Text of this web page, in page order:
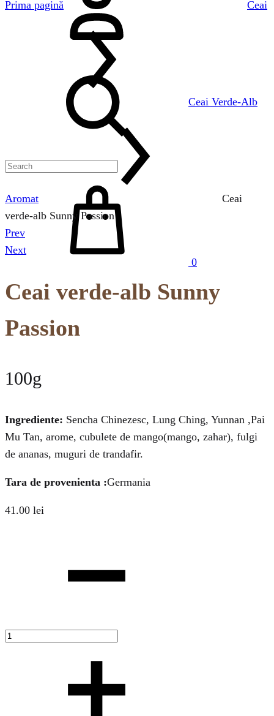
0
Prima pagină Ceai
Ceai Verde-Alb
Aromat
Ceai
verde-alb Sunny Passion
Product
navigation
Prev
Next
Ceai verde-alb Sunny
Passion
100g
Ingrediente: Sencha Chinezesc, Lung Ching, Yunnan ,Pai
Mu Tan, arome, cubulete de mango(mango, zahar), fulgi
de ananas, muguri de trandafir.
Tara de provenienta :Germania
41.00 lei